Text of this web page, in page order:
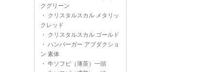
クグリーン
・ クリスタルスカル メタリッ
クレッド
・ クリスタルスカル ゴールド
・ ハンバーガー アブダクショ
ン 素体
・ 牛ソフビ（薄茶）一頭